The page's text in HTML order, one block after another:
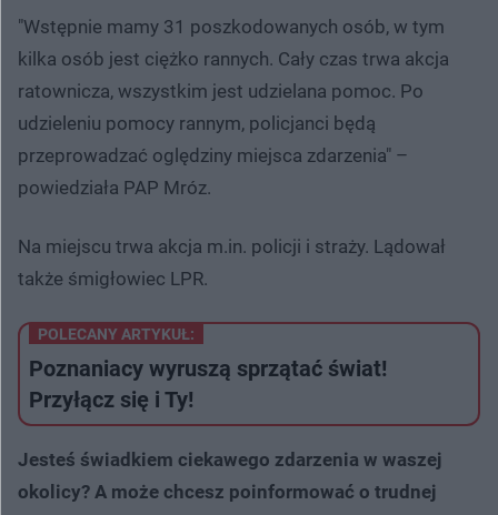
"Wstępnie mamy 31 poszkodowanych osób, w tym
kilka osób jest ciężko rannych. Cały czas trwa akcja
ratownicza, wszystkim jest udzielana pomoc. Po
udzieleniu pomocy rannym, policjanci będą
przeprowadzać oględziny miejsca zdarzenia" –
powiedziała PAP Mróz.
Na miejscu trwa akcja m.in. policji i straży. Lądował
także śmigłowiec LPR.
POLECANY ARTYKUŁ:
Poznaniacy wyruszą sprzątać świat!
Przyłącz się i Ty!
Jesteś świadkiem ciekawego zdarzenia w waszej
okolicy? A może chcesz poinformować o trudnej